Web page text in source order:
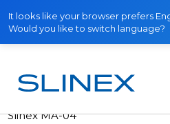
It looks like your browser prefers
Would you like to switch language?
Accueil Produits Hors
Slinex MA-04